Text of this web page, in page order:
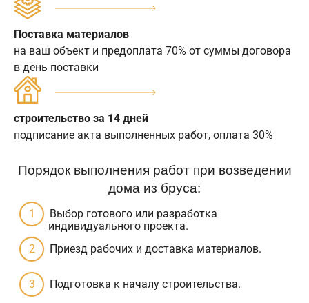
Поставка материалов
на ваш объект и предоплата 70% от суммы договора
в день поставки
строительство за 14 дней
подписание акта выполненных работ, оплата 30%
Порядок выполнения работ при возведении
дома из бруса:
Выбор готового или разработка
индивидуального проекта.
Приезд рабочих и доставка материалов.
Подготовка к началу строительства.